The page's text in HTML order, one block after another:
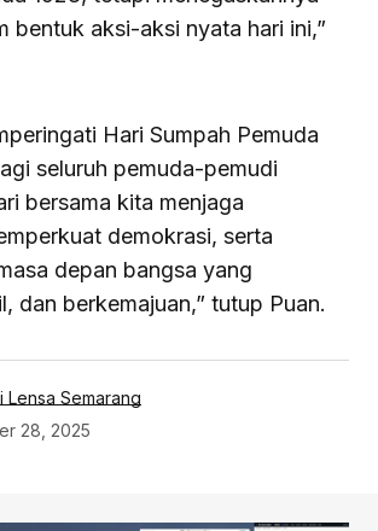
bentuk aksi-aksi nyata hari ini,”
Hari Sumpah Pemuda
seluruh pemuda-pemudi
bersama kita menjaga
demokrasi, serta
depan bangsa yang
dan berkemajuan,” tutup Puan.
Lensa Semarang
28, 2025